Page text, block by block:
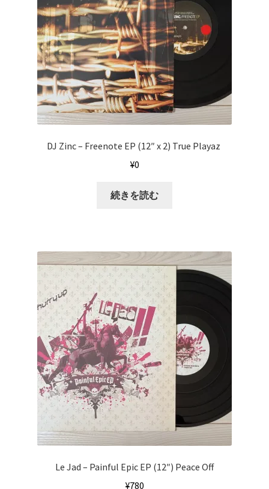
DJ Zinc ‎– Freenote EP (12″ x 2) True Playaz ‎
¥0
続きを読む
Le Jad ‎– Painful Epic EP (12″) Peace Off
¥780